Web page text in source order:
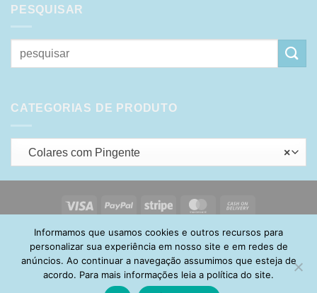
PESQUISAR
Pesquisar
por:
CATEGORIAS DE PRODUTO
×
Colares com Pingente
Visa PayPal Stripe MasterCard
Delivery
HOME SOBRE POLÍTICA DE PRIVACIDADE
ENTREGA
TROCA E DEVOLUÇÃO
GARANTIA FAQ
CARRINHO
MINHA CONTA
Informamos que usamos cookies e outros recursos para
personalizar sua experiência em nosso site e em redes de
anúncios. Ao continuar a navegação assumimos que esteja de
acordo. Para mais informações leia a política do site.